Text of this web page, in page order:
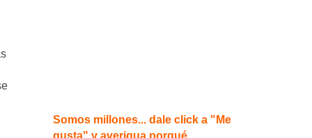
Somos millones... dale click a "Me
gusta" y averigua porqué